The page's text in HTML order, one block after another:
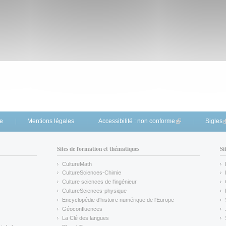
Mentions légales Accessibilité : non conforme (link is external)
Sigles
Sites de formation et thématiques
CultureMath
(link is external)
CultureSciences-Chimie
(link is external)
Culture sciences de l'ingénieur
CultureSciences-physique
(link is external)
Encyclopédie d'histoire numérique de l'Europe
(link is external)
Géoconfluences
(link is external)
La Clé des langues